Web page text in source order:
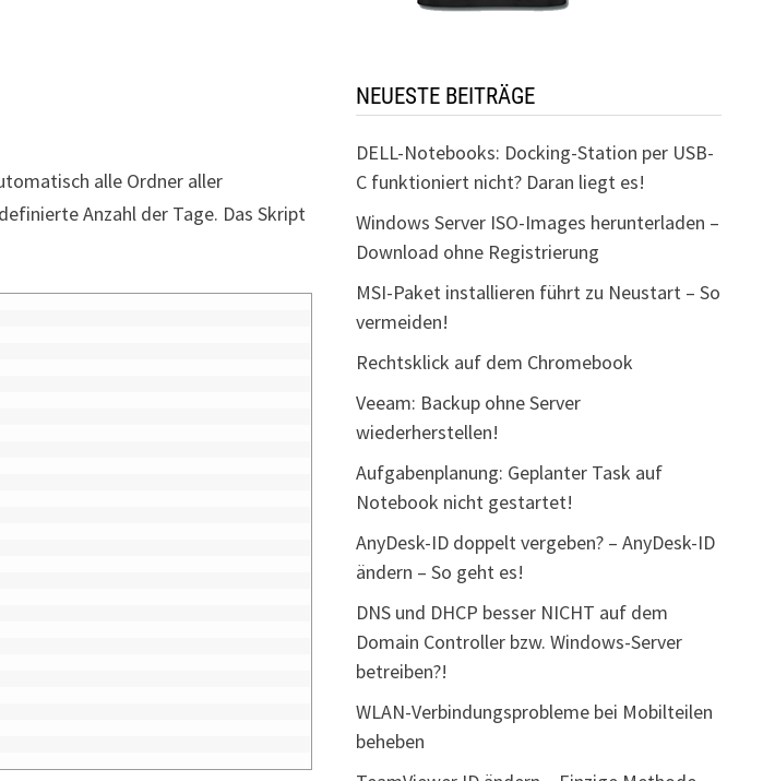
alle Ordner aller
Anzahl der Tage. Das Skript
NEUESTE BEITRÄGE
DELL-Notebooks: Docking-Station per USB-
C funktioniert nicht? Daran liegt es!
Windows Server ISO-Images herunterladen –
Download ohne Registrierung
MSI-Paket installieren führt zu Neustart – So
vermeiden!
Rechtsklick auf dem Chromebook
Veeam: Backup ohne Server
wiederherstellen!
Aufgabenplanung: Geplanter Task auf
Notebook nicht gestartet!
AnyDesk-ID doppelt vergeben? – AnyDesk-ID
ändern – So geht es!
DNS und DHCP besser NICHT auf dem
Domain Controller bzw. Windows-Server
betreiben?!
WLAN-Verbindungsprobleme bei Mobilteilen
beheben